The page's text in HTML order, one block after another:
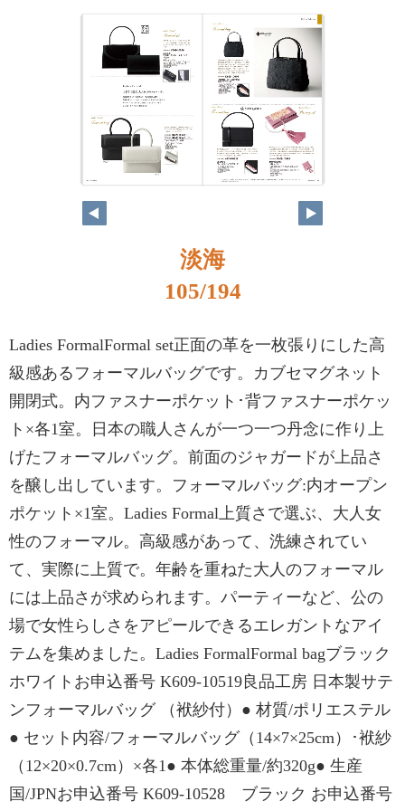
淡海
105/194
Ladies FormalFormal set正面の革を一枚張りにした高
級感あるフォーマルバッグです。カブセマグネット
開閉式。内ファスナーポケット･背ファスナーポケッ
ト×各1室。日本の職人さんが一つ一つ丹念に作り上
げたフォーマルバッグ。前面のジャガードが上品さ
を醸し出しています。フォーマルバッグ:内オープン
ポケット×1室。Ladies Formal上質さで選ぶ、大人女
性のフォーマル。高級感があって、洗練されてい
て、実際に上質で。年齢を重ねた大人のフォーマル
には上品さが求められます。パーティーなど、公の
場で女性らしさをアピールできるエレガントなアイ
テムを集めました。Ladies FormalFormal bagブラック
ホワイトお申込番号 K609-10519良品工房 日本製サテ
ンフォーマルバッグ （袱紗付）● 材質/ポリエステル
● セット内容/フォーマルバッグ（14×7×25cm）･袱紗
（12×20×0.7cm）×各1● 本体総重量/約320g● 生産
国/JPNお申込番号 K609-10528 ブラック お申込番号